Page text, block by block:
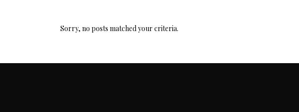
Sorry, no posts matched your criteria.